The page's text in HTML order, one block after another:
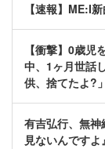
【速報】ME:I
【衝撃】0歳
中、1ヶ月世話
供、捨てたよ?
有吉弘行、無
見ないんですよ